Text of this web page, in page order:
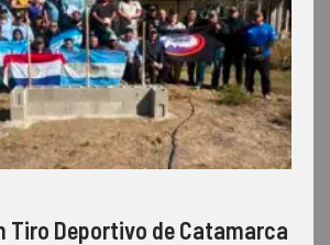
Tiro Deportivo de Catamarca